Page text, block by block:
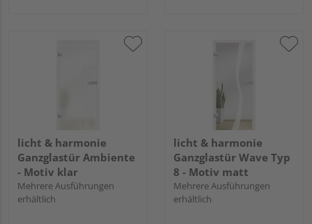
licht & harmonie
Ganzglastür Ambiente
- Motiv klar
Mehrere Ausführungen
erhältlich
licht & harmonie
Ganzglastür Wave Typ
8 - Motiv matt
Mehrere Ausführungen
erhältlich